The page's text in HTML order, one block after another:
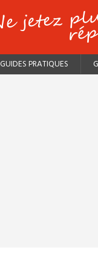
GUIDES PRATIQUES